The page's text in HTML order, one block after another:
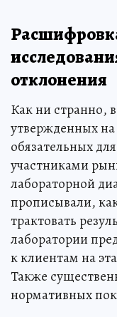
отклонения
Как ни странно,
утвержденных
обязательных
участниками
лабораторной
прописывали,
трактовать
лаборатории
к клиентам на
Также
нормативных